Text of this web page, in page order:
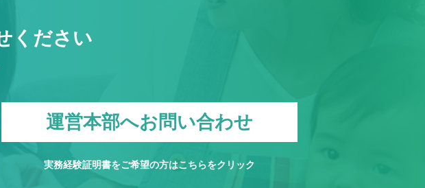
ください
運営本部へお問い合わせ
実務経験証明書をご希望の方はこちらをクリック